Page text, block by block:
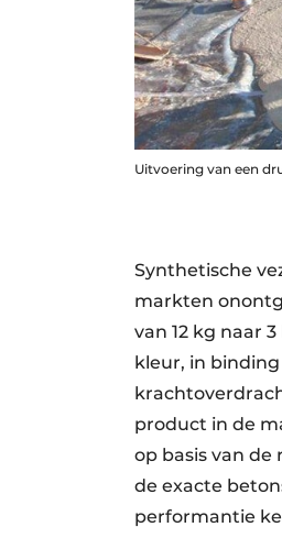
Uitvoering van een
Synthetische
markten
van 12 kg naar
kleur, in
product in de
op basis van
de exacte
performantie